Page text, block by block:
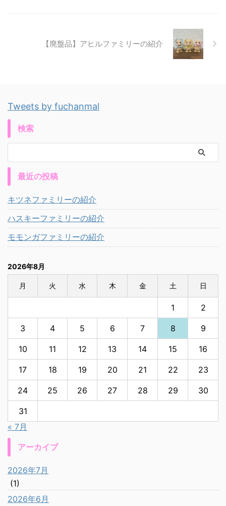
【廃盤品】アヒルファミリーの紹介
Tweets by fuchanmal
検索
最近の投稿
キツネファミリーの紹介
ハスキーファミリーの紹介
モモンガファミリーの紹介
2026年8月
月 火 水 木 金 土 日
1 2
3 4 5 6 7 8 9
10 11 12 13 14 15 16
17 18 19 20 21 22 23
24 25 26 27 28 29 30
31
« 7月
アーカイブ
2026年7月
(1)
2026年6月